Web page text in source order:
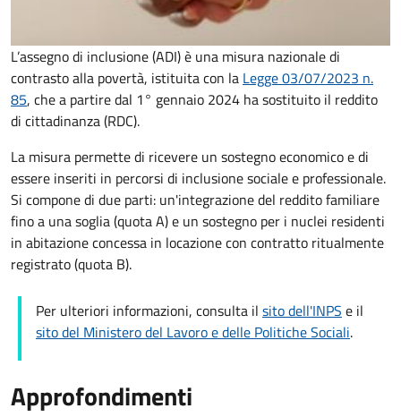
L’assegno di inclusione (ADI) è una misura nazionale di
contrasto alla povertà, istituita con la Legge 03/07/2023 n.
85, che a partire dal 1° gennaio 2024 ha sostituito il reddito
di cittadinanza (RDC).
La misura permette di ricevere un sostegno economico e di
essere inseriti in percorsi di inclusione sociale e professionale.
Si compone di due parti: un'integrazione del reddito familiare
fino a una soglia (quota A) e un sostegno per i nuclei residenti
in abitazione concessa in locazione con contratto ritualmente
registrato (quota B).
Per ulteriori informazioni, consulta il sito dell'INPS e il
sito del Ministero del Lavoro e delle Politiche Sociali.
Approfondimenti